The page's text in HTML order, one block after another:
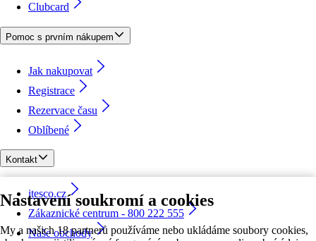
Nastavení soukromí a cookies
My a našich 18 partnerů používáme nebo ukládáme soubory cookies,
Clubcard
Pomoc s prvním nákupem
Jak nakupovat
Registrace
Rezervace času
Oblíbené
Kontakt
itesco.cz
Zákaznické centrum - 800 222 555
Naše obchody